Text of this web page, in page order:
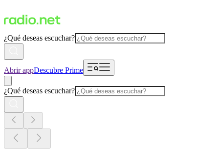
¿Qué deseas escuchar?
Abrir appDescubre Prime
¿Qué deseas escuchar?